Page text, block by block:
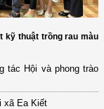
kỹ thuật trồng rau màu
tác Hội và phong trào
xã Ea Kiết
học, công nghệ và